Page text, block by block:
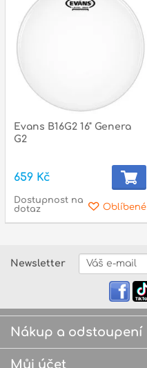
Evans B16G2 16" Genera
G2
659 Kč
Oblíbené
Dostupnost na
dotaz
Newsletter
Nákup a odstoupení
Můj účet